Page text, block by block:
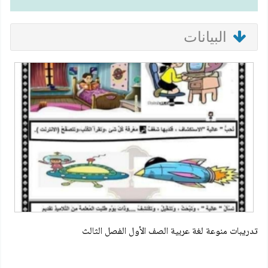
البيانات
تدريبات منوعة لغة عربية الصف الأول الفصل الثالث